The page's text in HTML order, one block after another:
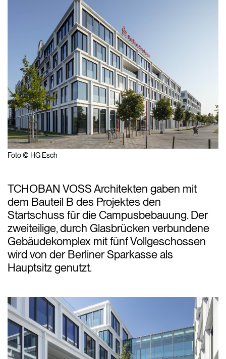
Foto © HG Esch
TCHOBAN VOSS Architekten gaben mit
dem Bauteil B des Projektes den
Startschuss für die Campusbebauung. Der
zweiteilige, durch Glasbrücken verbundene
Gebäudekomplex mit fünf Vollgeschossen
wird von der Berliner Sparkasse als
Hauptsitz genutzt.